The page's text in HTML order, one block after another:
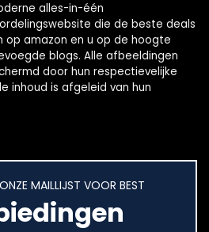
alles-in-één
die de beste deals
op amazon en u op de hoogte
blogs. Alle afbeeldingen
door hun respectievelijke
inhoud is afgeleid van hun
MAILLIJST VOOR BEST